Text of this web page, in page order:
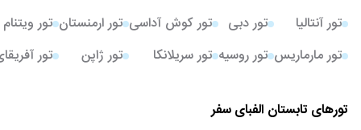
تور آنتالیا
تور مارماریس
تور دبی
تور روسیه
تور کوش آداسی
تور سریلانکا
تور ارمنستان
تور ژاپن
تور ویتنام
تور
تورهای تابستان الفبای سفر